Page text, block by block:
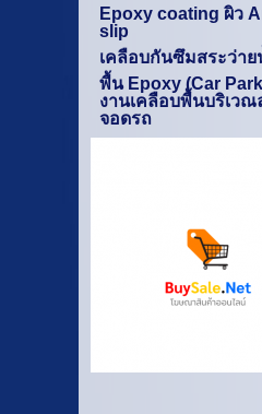
Epoxy coating ผิว
slip
เคลือบกันซึมสระว่าย
พื้น Epoxy (Car
งานเคลือบพื้นบริเวณ
จอดรถ